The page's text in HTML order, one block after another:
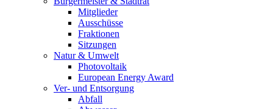
Mitglieder
Ausschüsse
Fraktionen
Sitzungen
Natur & Umwelt
Photovoltaik
European Energy Award
Ver- und Entsorgung
Abfall